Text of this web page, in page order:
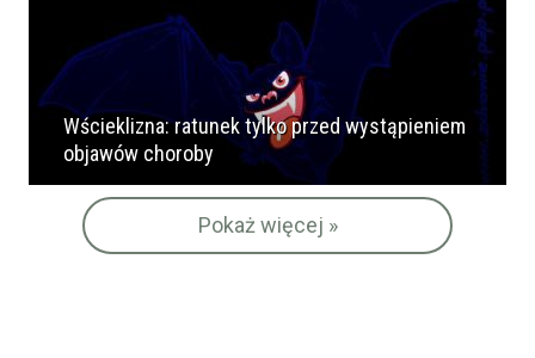
Wścieklizna: ratunek tylko przed wystąpieniem
objawów choroby
Pokaż więcej »